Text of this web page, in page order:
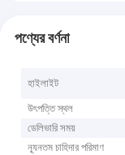
পণ্যের বর্ণনা
হাইলাইট
উৎপত্তি স্থল
ডেলিভারি সময়
ন্যূনতম চাহিদার পরিমাণ